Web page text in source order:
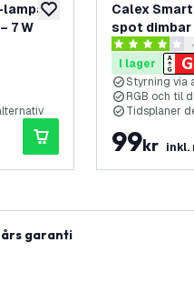
lägg till i önskelistan
lampa
7 W
Calex Smart
spot dimbar
4.9 W
4 stjärnbetyg
I lager
Styrning via
RGB och til
Tidsplaner
99kr inkl.
års garanti